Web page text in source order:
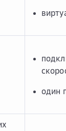
один